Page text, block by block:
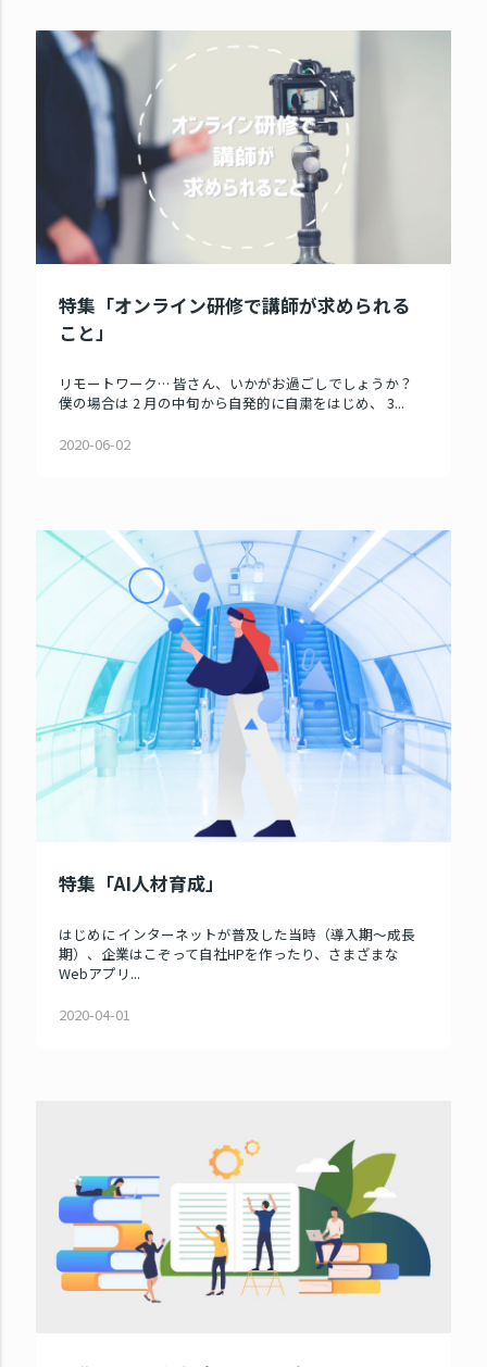
特集「オンライン研修で講師が求められる
こと」
リモートワーク… 皆さん、いかがお過ごしでしょうか？
僕の場合は 2 月の中旬から自発的に自粛をはじめ、 3...
2020-06-02
特集「AI人材育成」
はじめに インターネットが普及した当時（導入期〜成長
期）、企業はこぞって自社HPを作ったり、さまざまな
Webアプリ...
2020-04-01